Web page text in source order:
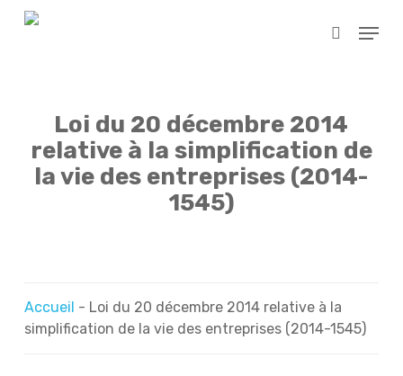
Skip
search
Menu
Loi du 20 décembre 2014
relative à la simplification de
la vie des entreprises (2014-
1545)
Accueil - Loi du 20 décembre 2014 relative à la
simplification de la vie des entreprises (2014-1545)